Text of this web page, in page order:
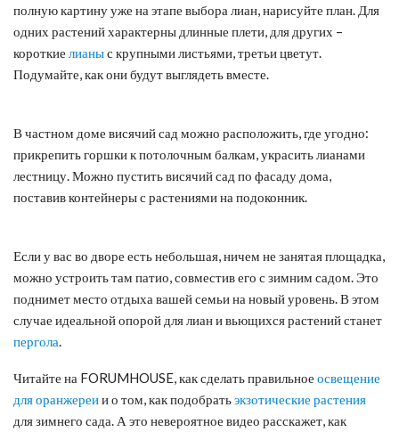
полную картину уже на этапе выбора лиан, нарисуйте план. Для
одних растений характерны длинные плети, для других –
короткие лианыс крупными листьями, третьи цветут.
Подумайте, как они будут выглядеть вместе.
В частном доме висячий сад можно расположить, где угодно:
прикрепить горшки к потолочным балкам, украсить лианами
лестницу. Можно пустить висячий сад по фасаду дома,
поставив контейнеры с растениями на подоконник.
Если у вас во дворе есть небольшая, ничем не занятая площадка,
можно устроить там патио, совместив его с зимним садом. Это
поднимет место отдыха вашей семьи на новый уровень. В этом
случае идеальной опорой для лиан и вьющихся растений станет
пергола.
Читайте на FORUMHOUSE, как сделать правильное освещение
для оранжереии о том, как подобратьэкзотические растения
для зимнего сада. А это невероятное видео расскажет, как